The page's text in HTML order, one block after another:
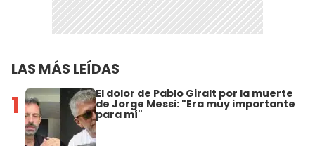
LAS MÁS LEÍDAS
1 El dolor de Pablo Giralt por la muerte
de Jorge Messi: "Era muy importante
para mí"